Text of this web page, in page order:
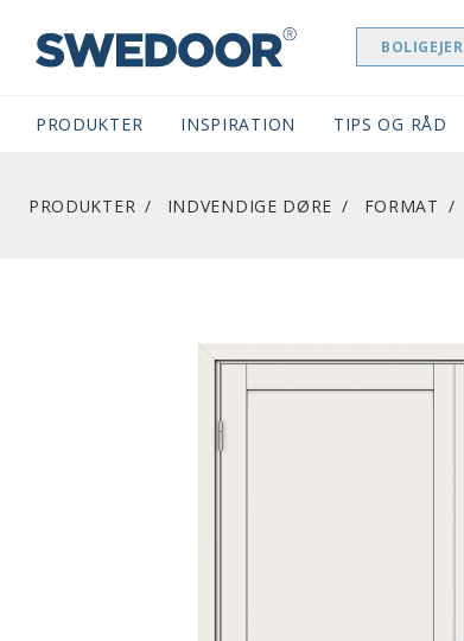
SWEDOOR NAVIGATION BOLIGEJER
PRODUKTER INSPIRATION TIPS OG RÅD
PRODUKTER INDVENDIGE DØRE FORMAT